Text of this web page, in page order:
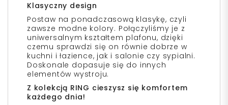
Klasyczny design
Postaw na ponadczasową klasykę, czyli
zawsze modne kolory. Połączyliśmy je z
uniwersalnym kształtem plafonu, dzięki
czemu sprawdzi się on równie dobrze w
kuchni i łazience, jak i salonie czy sypialni.
Doskonale dopasuje się do innych
elementów wystroju.
Z kolekcją RING cieszysz się komfortem
każdego dnia!